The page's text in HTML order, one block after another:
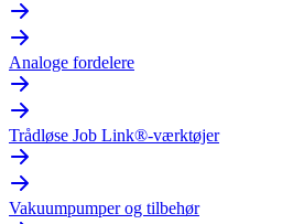
Analoge fordelere
Trådløse Job Link®-værktøjer
Vakuumpumper og tilbehør